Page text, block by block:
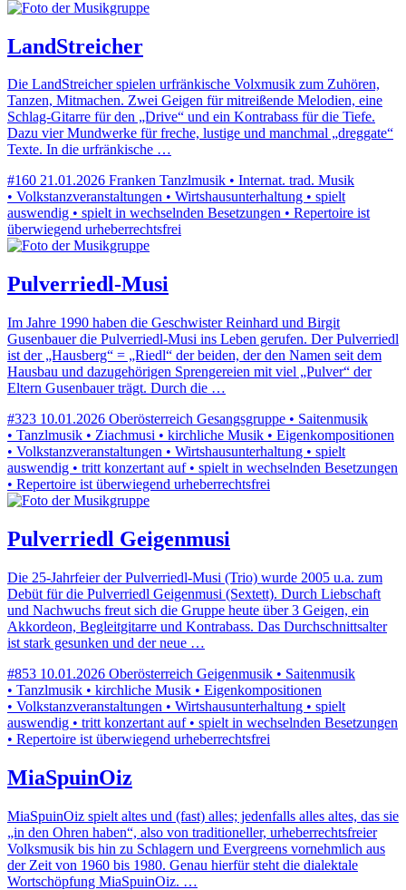
LandStreicher
Die LandStreicher spielen urfränkische Volxmusik zum Zuhören,
Tanzen, Mitmachen. Zwei Geigen für mitreißende Melodien, eine
Schlag-Gitarre für den „Drive“ und ein Kontrabass für die Tiefe.
Dazu vier Mundwerke für freche, lustige und manchmal „dreggate“
Texte. In die urfränkische …
#160 21.01.2026 Franken Tanzlmusik • Internat. trad. Musik
• Volkstanzveranstaltungen • Wirtshausunterhaltung • spielt
auswendig • spielt in wechselnden Besetzungen • Repertoire ist
überwiegend urheberrechtsfrei
Pulverriedl-Musi
Im Jahre 1990 haben die Geschwister Reinhard und Birgit
Gusenbauer die Pulverriedl-Musi ins Leben gerufen. Der Pulverriedl
ist der „Hausberg“ = „Riedl“ der beiden, der den Namen seit dem
Hausbau und dazugehörigen Sprengereien mit viel „Pulver“ der
Eltern Gusenbauer trägt. Durch die …
#323 10.01.2026 Oberösterreich Gesangsgruppe • Saitenmusik
• Tanzlmusik • Ziachmusi • kirchliche Musik • Eigenkompositionen
• Volkstanzveranstaltungen • Wirtshausunterhaltung • spielt
auswendig • tritt konzertant auf • spielt in wechselnden Besetzungen
• Repertoire ist überwiegend urheberrechtsfrei
Pulverriedl Geigenmusi
Die 25-Jahrfeier der Pulverriedl-Musi (Trio) wurde 2005 u.a. zum
Debüt für die Pulverriedl Geigenmusi (Sextett). Durch Liebschaft
und Nachwuchs freut sich die Gruppe heute über 3 Geigen, ein
Akkordeon, Begleitgitarre und Kontrabass. Das Durchschnittsalter
ist stark gesunken und der neue …
#853 10.01.2026 Oberösterreich Geigenmusik • Saitenmusik
• Tanzlmusik • kirchliche Musik • Eigenkompositionen
• Volkstanzveranstaltungen • Wirtshausunterhaltung • spielt
auswendig • tritt konzertant auf • spielt in wechselnden Besetzungen
• Repertoire ist überwiegend urheberrechtsfrei
MiaSpuinOiz
MiaSpuinOiz spielt altes und (fast) alles; jedenfalls alles altes, das sie
„in den Ohren haben“, also von traditioneller, urheberrechtsfreier
Volksmusik bis hin zu Schlagern und Evergreens vornehmlich aus
der Zeit von 1960 bis 1980. Genau hierfür steht die dialektale
Wortschöpfung MiaSpuinOiz. …